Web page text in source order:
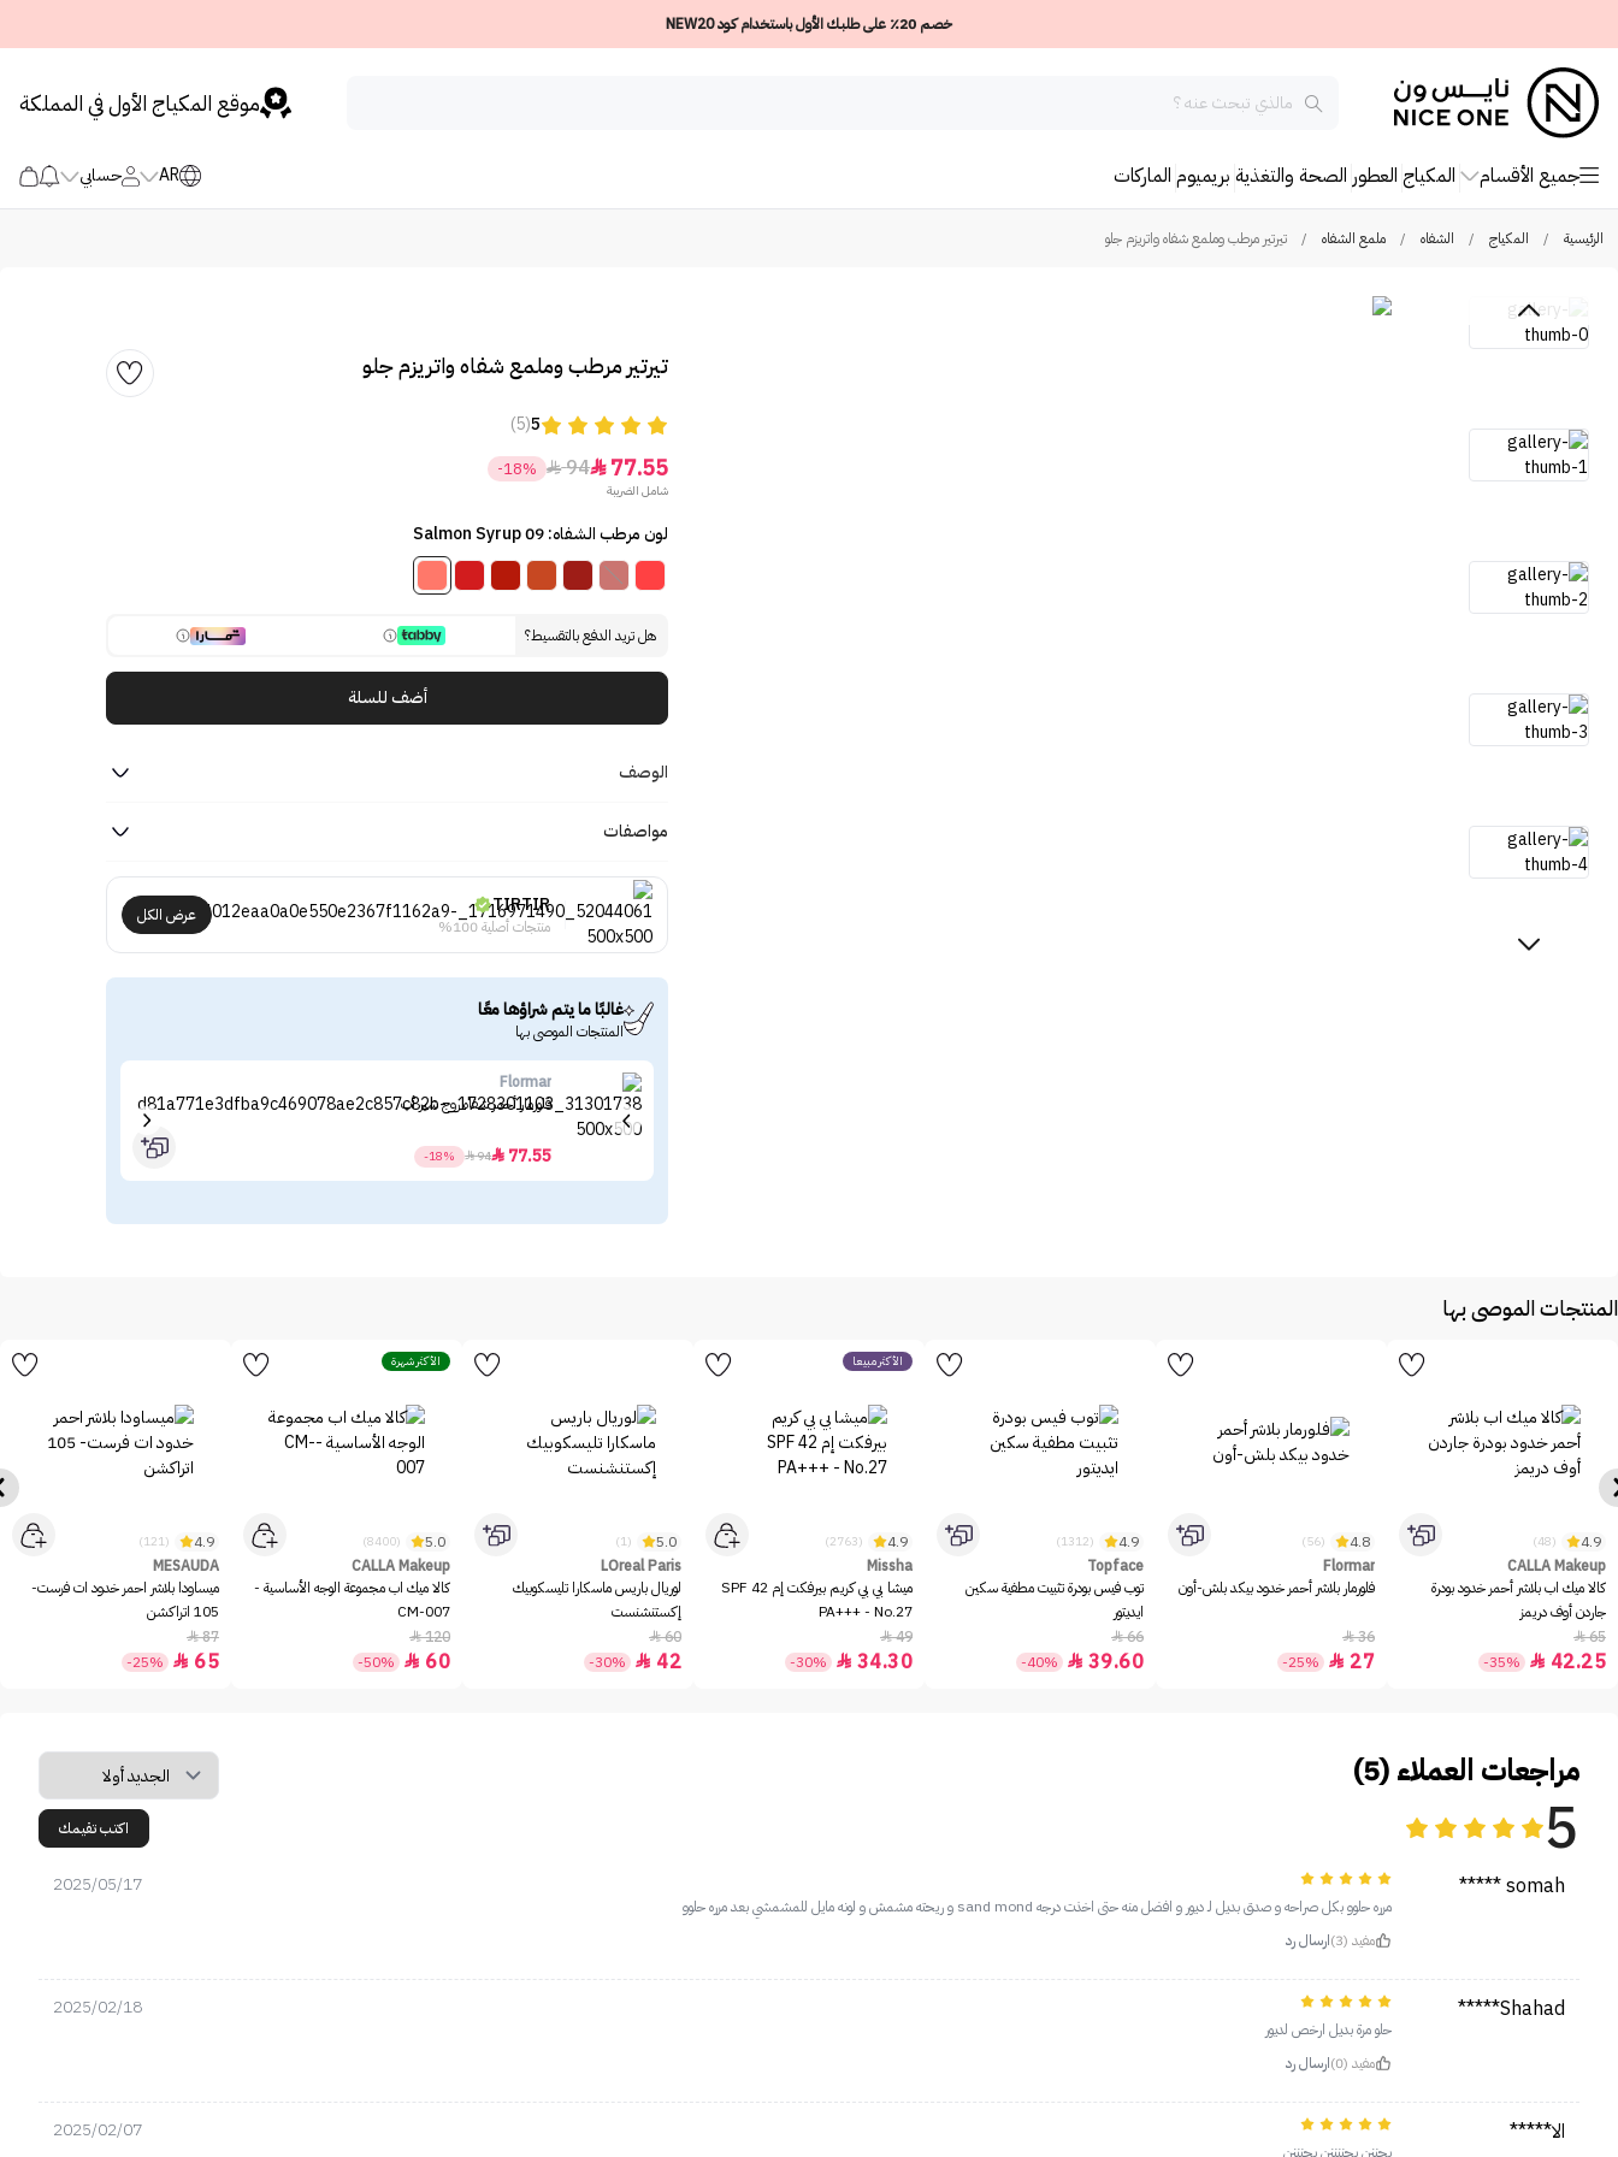
خصم 20٪ على طلبك الأول باستخدام كود NEW20
موقع المكياج الأول في المملكة
جميع الأقسام المكياج العطور الصحة والتغذية بريميوم الماركات AR حسابي
الرئيسية / المكياج / الشفاه / ملمع الشفاه / تيرتير مرطب وملمع شفاه واتريزم جلو
تيرتير مرطب وملمع شفاه واتريزم جلو
5
(5)
77.55

94

-18%
شامل الضريبة
لون مرطب الشفاه: 09 Salmon Syrup
هل تريد الدفع بالتقسيط؟
أضف للسلة
الوصف
مواصفات
TIRTIR
منتجات أصلية 100%
عرض الكل
غالبًا ما يتم شراؤها معًا
المنتجات الموصى بها
Flormar
فلورمار أحمر شفاه روج شير أب
77.55

94

-18%
المنتجات الموصى بها
4.9
(48)
CALLA Makeup
كالا ميك اب بلاشر أحمر خدود بودرة
جاردن أوف دريمز
65

42.25

-35%
4.8
(56)
Flormar
فلورمار بلاشر أحمر خدود بيكد بلش-أون
36

27

-25%
4.9
(1312)
Topface
توب فيس بودرة تثبيت مطفية سكين
ايديتور
66

39.60

-40%
الأكثر مبيعاً
4.9
(2763)
Missha
ميشا بي بي كريم بيرفكت إم SPF 42
PA+++ - No.27
49

34.30

-30%
5.0
(1)
LOreal Paris
لوريال باريس ماسكارا تليسكوبيك
إكستنشنست
60

42

-30%
الأكثر شهرة
5.0
(8400)
CALLA Makeup
كالا ميك اب مجموعة الوجه الأساسية -
CM-007
120

60

-50%
4.9
(121)
MESAUDA
ميساودا بلاشر احمر خدود ات فرست-
105 اتراكشن
87

65

-25%
مراجعات العملاء (5)
5 اكتب تقيمك
somah *****
2025/05/17
مرره حلوو بكل صراحه و صدق بديل لـ ديور و افضل منه حتى اخذت درجه sand mond و ريحته مشمش و لونه مايل للمشمشي بعد مرره حلوو
مفيد (3)
ارسال رد
Shahad*****
2025/02/18
حلو مرة بديل ارخص لديور
مفيد (0)
ارسال رد
الا***** 2025/02/07
يجننن يجننننن يجنننن